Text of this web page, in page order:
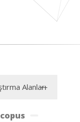
Alanları